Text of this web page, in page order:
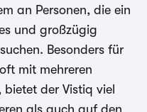
an Personen, die ein
und großzügig
Besonders für
mit mehreren
bietet der Vistiq viel
als auch auf den